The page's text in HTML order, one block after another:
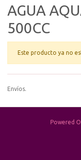
AGUA
500CC
Este producto ya no
Envíos.
Powered